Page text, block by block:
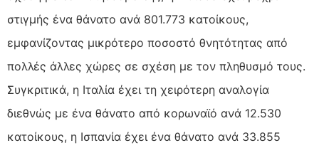
στιγμής ένα θάνατο ανά 801.773 κατοίκους,
εμφανίζοντας μικρότερο ποσοστό θνητότητας από
πολλές άλλες χώρες σε σχέση με τον πληθυσμό τους.
Συγκριτικά, η Ιταλία έχει τη χειρότερη αναλογία
διεθνώς με ένα θάνατο από κορωναϊό ανά 12.530
κατοίκους, η Ισπανία έχει ένα θάνατο ανά 33.855